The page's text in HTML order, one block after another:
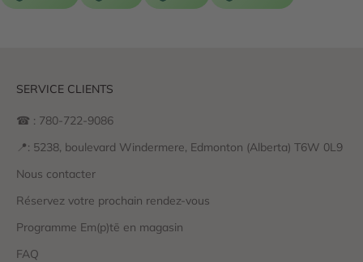
SERVICE CLIENTS
☎ : 780-722-9086
📍: 5238, boulevard Windermere, Edmonton (Alberta) T6W 0L9
Nous contacter
Réservez votre prochain rendez-vous
Programme Em(p)tē en magasin
FAQ